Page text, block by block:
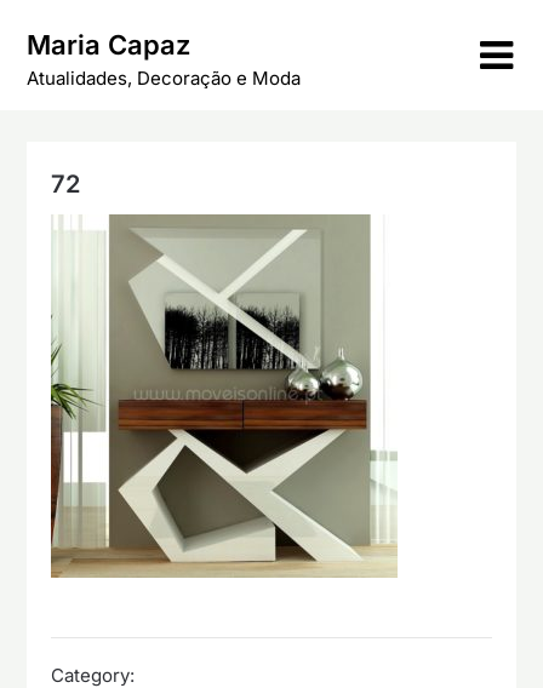
content
Maria Capaz
Atualidades, Decoração e Moda
72
Category: